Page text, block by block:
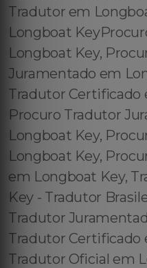
Tradutor em
Longboat
Longboat Key,
Juramentado em
Tradutor Certificado
Procuro Tradutor
Longboat Key,
Longboat Key,
em Longboat Key,
Key - Tradutor
Tradutor
Tradutor Certificado
Tradutor Oficial em